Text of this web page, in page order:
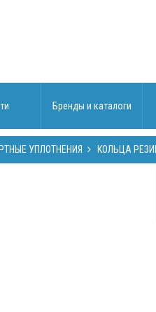
Бренды и каталоги
УПЛОТНЕНИЯ КОЛЬЦА